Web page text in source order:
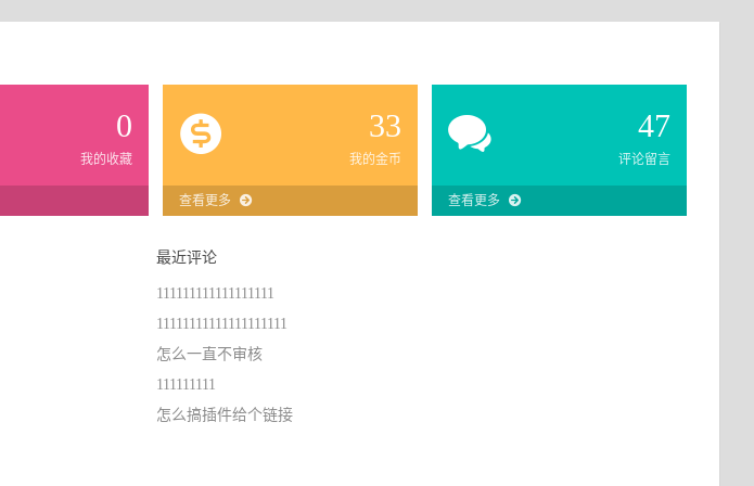
0
我的收藏
33
我的金币
查看更多
47
评论留言
查看更多
最近评论
111111111111111111
11111111111111111111
怎么一直不审核
111111111
怎么搞插件给个链接